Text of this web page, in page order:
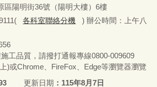
區陽明街36號（陽明大樓）6樓
各科室聯絡分機
) 辦公時間：上午八
工品質，請撥打通報專線0800-009609
)或Chrome、FireFox、Edge等瀏覽器瀏覽
更新日期 115年8月7日